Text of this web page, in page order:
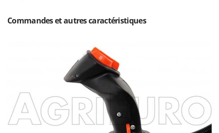
Remplisseuses
Robots Tondeuses
Rogneuses de souches
Rouleaux pour tracteur
S
Scies à os
Scies à Ruban
Henx
Imperia
Infaco
Commandes et autres caractéristiques